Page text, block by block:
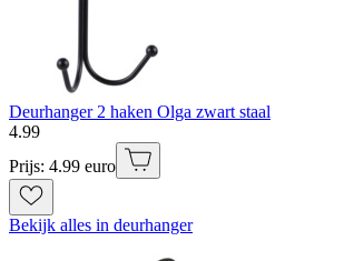
Deurhanger 2 haken Olga zwart staal
4.99
Prijs: 4.99 euro
Bekijk alles in deurhanger